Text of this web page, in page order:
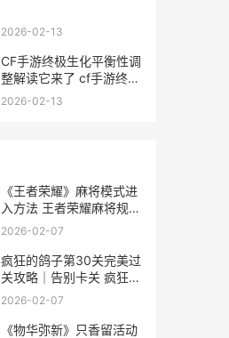
2026-02-13
CF手游终极生化平衡性调
整解读它来了 cf手游终极
生化用什么枪
2026-02-13
《王者荣耀》麻将模式进
入方法 王者荣耀麻将规则
和打法
2026-02-07
疯狂的鸽子第30关完美过
关攻略｜告别卡关 疯狂烤
鸽总店地址槐安路东二环
2026-02-07
《物华弥新》只香留活动